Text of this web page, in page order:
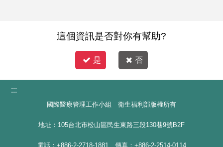
這個資訊是否對你有幫助?
是 否
:::
國際醫療管理工作小組 衛生福利部版權所有
地址：105台北市松山區民生東路三段130巷9號B2F
電話：+886-2-2718-1881 傳真：+886-2-2514-0114